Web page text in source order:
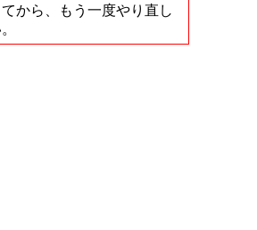
から、もう一度やり直し